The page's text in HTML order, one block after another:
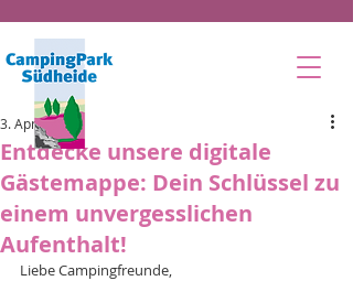
Entdecke unsere digitale
Gästemappe: Dein Schlüssel zu
einem unvergesslichen
Aufenthalt!
3. Apr. 2024
Liebe Campingfreunde,